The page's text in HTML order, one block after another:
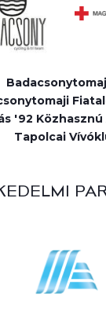
'92
Tapolcai